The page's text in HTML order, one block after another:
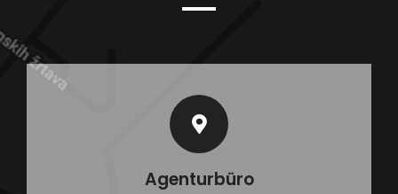
Agenturbüro